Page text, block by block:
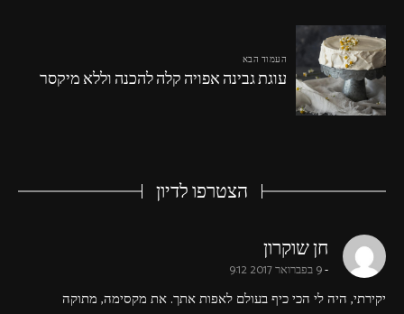
העמוד הבא
עוגת גבינה אפויה קלה להכנה וללא מיקסר
הצטרפו לדיון
חן שוקרוןsays:
9 בפברואר 2017 9:12
יקירתי, היה לי הכי כיף בעולם לאפות אתך. את מקסימה, מתוקה